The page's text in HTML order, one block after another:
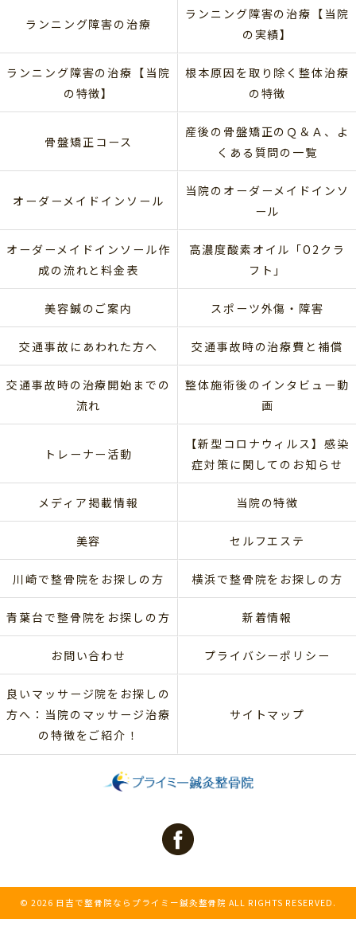
ランニング障害の治療
ランニング障害の治療【当院
の実績】
ランニング障害の治療【当院
の特徴】
根本原因を取り除く整体治療
の特徴
骨盤矯正コース
産後の骨盤矯正のＱ＆Ａ、よ
くある質問の一覧
オーダーメイドインソール
当院のオーダーメイドインソ
ール
オーダーメイドインソール作
成の流れと料金表
高濃度酸素オイル「O2クラ
フト」
美容鍼のご案内 スポーツ外傷・障害
交通事故にあわれた方へ 交通事故時の治療費と補償
交通事故時の治療開始までの
流れ
整体施術後のインタビュー動
画
トレーナー活動
【新型コロナウィルス】感染
症対策に関してのお知らせ
メディア掲載情報 当院の特徴
美容 セルフエステ
川崎で整骨院をお探しの方 横浜で整骨院をお探しの方
青葉台で整骨院をお探しの方 新着情報
お問い合わせ プライバシーポリシー
良いマッサージ院をお探しの
方へ：当院のマッサージ治療
の特徴をご紹介！
サイトマップ
© 2026 日吉で整骨院ならプライミー鍼灸整骨院 ALL RIGHTS RESERVED.